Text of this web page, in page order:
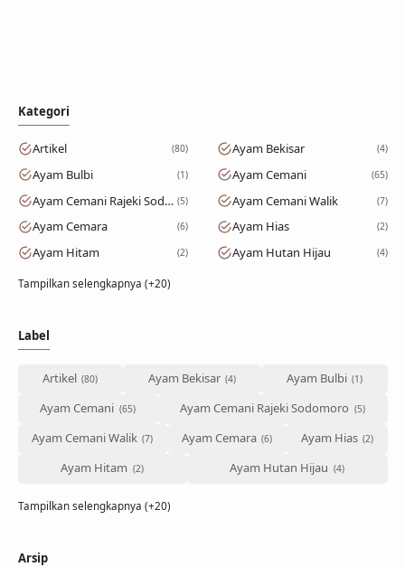
Kategori
Artikel 80 Ayam Bekisar 4
Ayam Bulbi 1 Ayam Cemani 65
Ayam Cemani Rajeki Sodomoro 5 Ayam Cemani Walik 7
Ayam Cemara 6 Ayam Hias 2
Ayam Hitam 2 Ayam Hutan Hijau 4
Tampilkan selengkapnya (+20)
Label
Artikel Ayam Bekisar
Ayam Bulbi
Ayam Cemani
Ayam Cemani Rajeki Sodomoro
Ayam Cemani Walik
Ayam Cemara
Ayam Hias
Ayam Hitam
Ayam Hutan Hijau
Tampilkan selengkapnya (+20)
Arsip